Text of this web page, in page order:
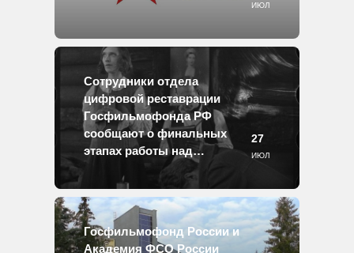
ИЮЛ
Сотрудники отдела
цифровой реставрации
Госфильмофонда РФ
сообщают о финальных
этапах работы над
реставрацией кинофильма
«По закону»
27
ИЮЛ
Госфильмофонд России и
Академия ФСО России